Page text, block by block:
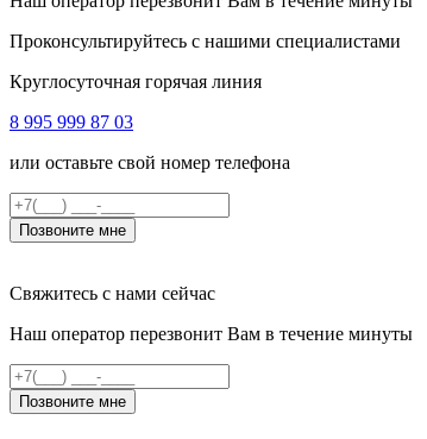
Проконсультируйтесь с нашими специалистами
Круглосуточная горячая линия
8 995 999 87 03
или оставьте свой номер телефона
Позвоните мне
Свяжитесь с нами сейчас
Наш оператор перезвонит Вам в течение минуты
Позвоните мне